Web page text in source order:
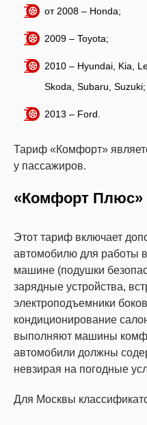
от 2008 – Honda;
2009 – Toyota;
2010 – Hyundai, Kia,
Skoda, Subaru, Suzuki;
2013 – Ford.
Тариф «Комфорт»
у пассажиров.
«Комфорт Плюс»
Этот тариф включает
автомобилю для работы
машине (подушки
зарядные устройства,
электроподъемники
кондиционирование
выполняют машины
автомобили должны
невзирая на погодные
Для Москвы